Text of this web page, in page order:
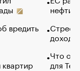
вредить
нефти
Что
для